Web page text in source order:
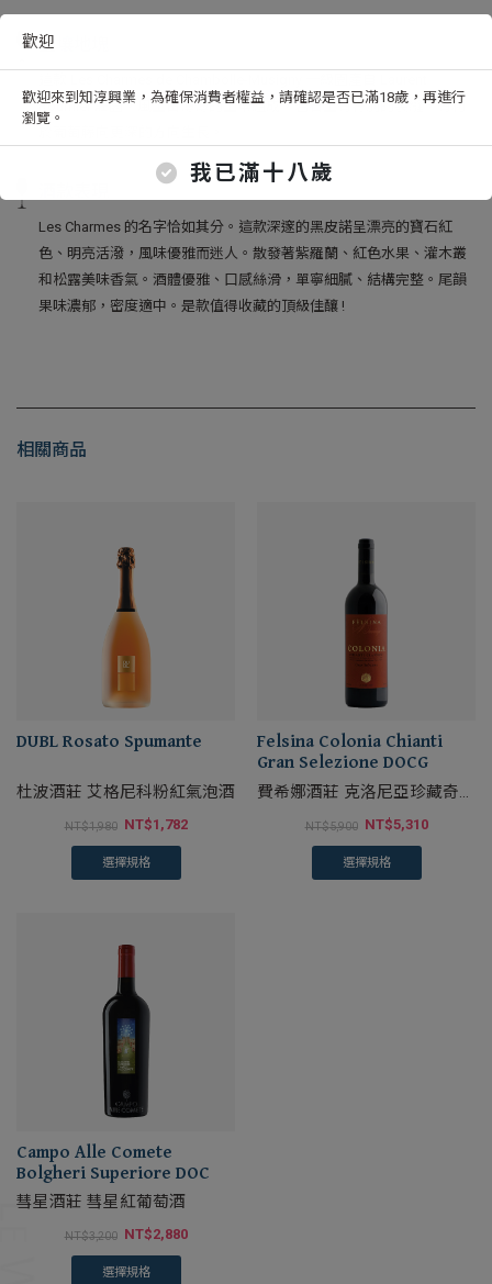
歡迎
歡迎來到知淳興業，為確保消費者權益，請確認是否已滿18歲，再進行
瀏覽。
我已滿十八歲
土壤地塊
Roumier 莊園。風土由薄薄的土壤組成，岩石上有特別的裂縫，有利
Les Charmes 的名字恰如其分。這款深邃的黑皮諾呈漂亮的寶石紅
色、明亮活潑，風味優雅而迷人。散發著紫羅蘭、紅色水果、灌木叢
和松露美味香氣。酒體優雅、口感絲滑，單寧細膩、結構完整。尾韻
果味濃郁，密度適中。是款值得收藏的頂級佳釀 !
相關商品
DUBL Rosato Spumante
杜波酒莊 艾格尼科粉紅氣泡酒
NT$1,980 NT$1,782
選擇規格
Felsina Colonia Chianti
Gran Selezione DOCG
費希娜酒莊 克洛尼亞珍藏奇揚
NT$5,900 NT$5,310
選擇規格
Campo Alle Comete
Bolgheri Superiore DOC
彗星酒莊 彗星紅葡萄酒
NT$3,200 NT$2,880
選擇規格